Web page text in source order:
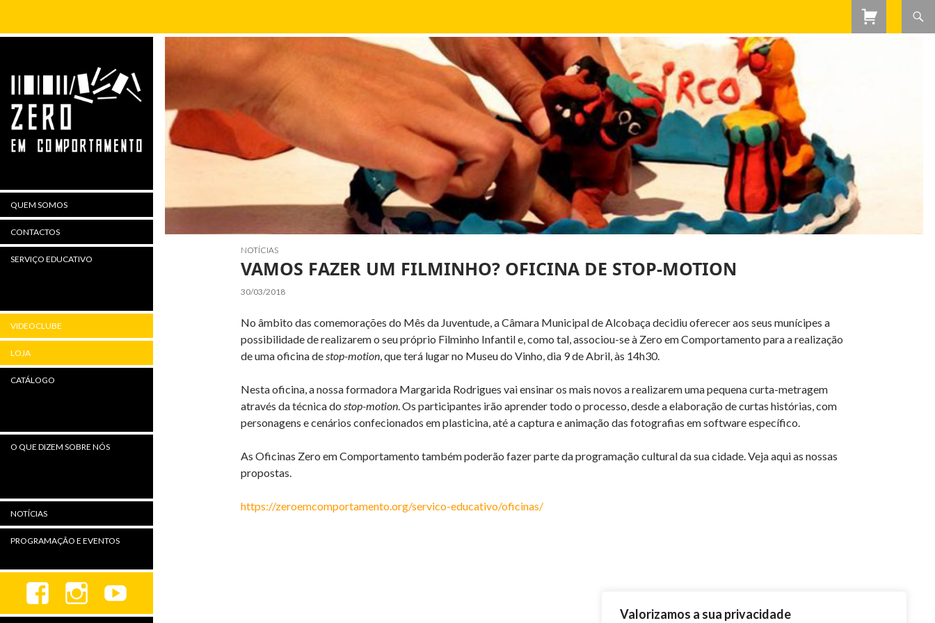
Valorizamos a sua privacidade
NOTÍCIAS
VAMOS FAZER UM FILMINHO? OFICINA DE STOP-MOTION
30/03/2018
No âmbito das comemorações do Mês da Juventude, a Câmara Municipal de Alcobaça decidiu oferecer aos seus munícipes a
possibilidade de realizarem o seu próprio Filminho Infantil e, como tal, associou-se à Zero em Comportamento para a realização
de uma oficina destop-motion, que terá lugar no Museu do Vinho, dia 9 de Abril, às 14h30.
Nesta oficina, a nossa formadora Margarida Rodrigues vai ensinar os mais novos a realizarem uma pequena curta-metragem
através da técnica do stop-motion. Os participantes irão aprender todo o processo, desde a elaboração de curtas histórias, com
personagens e cenários confecionados em plasticina, até a captura e animação das fotografias em software específico.
As Oficinas Zero em Comportamento também poderão fazer parte da programação cultural da sua cidade. Veja aqui as nossas
propostas.
https://zeroemcomportamento.org/servico-educativo/oficinas/
QUEM SOMOS
CONTACTOS
SERVIÇO EDUCATIVO
VIDEOCLUBE
LOJA
CATÁLOGO
O QUE DIZEM SOBRE NÓS
NOTÍCIAS
PROGRAMAÇÃO E EVENTOS